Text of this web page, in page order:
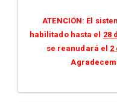
ATENCIÓN: El
habilitado hasta el 28
se reanudará el 2